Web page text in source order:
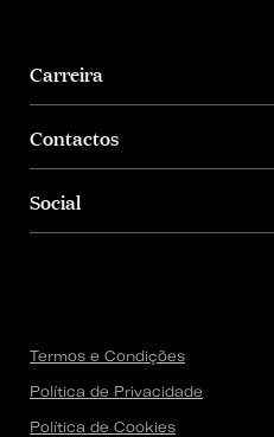
Carreira
Contactos
Social
Termos e Condições
Política de Privacidade
Política de Cookies